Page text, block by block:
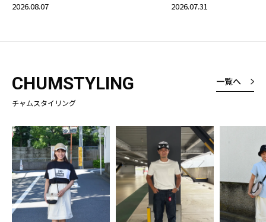
2026.08.07 2026.07.31
CHUMSTYLING
チャムスタイリング
一覧へ